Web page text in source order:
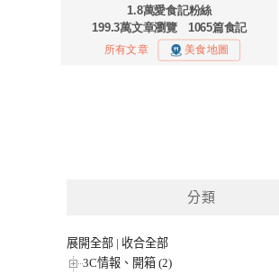
分類
展開全部 | 收合全部
3C情報、開箱 (2)